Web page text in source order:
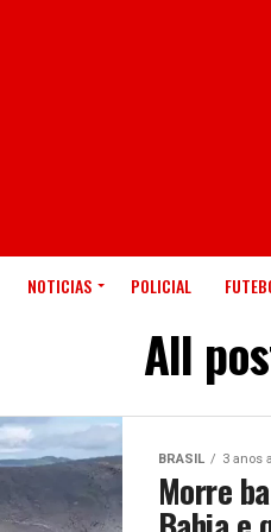
NOTICIAS POLICIAL
All
BRASIL 3 anos
Morre